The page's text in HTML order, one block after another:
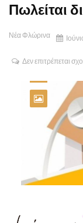
Πωλείται
Νέα Φλώρινα
Δεν επιτρέπεται